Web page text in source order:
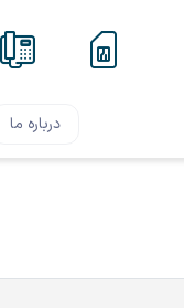
درباره ما